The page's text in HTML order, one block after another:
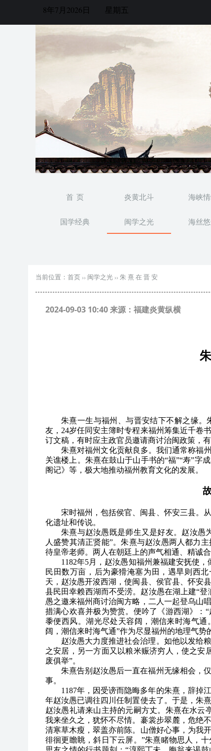
8年7月2026日 星期五
首 页 炎黄北斗 海峡
国学经典 闽学之光 海丝
当前位置： 首页 ›› 闽学之光 ›› 朱 熹 在 晋 安
2024-09-03 10:40 来源：福建炎黄纵横
朱熹一生与福州、与晋安结下不解之缘
友，24岁任同安主簿时专程来福州筹集近千卷
订文稿，有时应主政官员邀请商讨治闽政策，
朱熹对福州文化贡献良多。我们通常称福
关谯楼上。朱熹在鼓山于山手书的“福”“寿”字
阁记》等，极大地推动福州教育文化的发展。
宋时福州，包括侯官、闽县、怀安三县。
化遗址和传说。
朱熹与赵汝愚既是师生又是好友。赵汝愚
人盛赞其清正贤能”。朱熹与赵汝愚两人都力
待皇帝老师。两人在朝廷上的声气相通、精诚
1182年5月，赵汝愚知福州兼福建安抚使
民田数万亩，后为豪猾淹塞为田，遇旱则西
天，赵汝愚开浚西湖，使闽县、侯官县、怀安
县民田幸赖西湖而不受涝。赵汝愚在湖上建“
愚之邀来福州商讨治闽方略，二人一起登乌山
措满心欢喜并极为赞赏。便吟了《游西湖》：
黍便西风。湖光尽处天容阔，潮信来时海气
阔，潮信来时海气通”作为尽显福州的地理气势
赵汝愚大力度推进社会治理。如他以发给
之安居，另一方面又以粮米赈济穷人，使之安
废俱举”。
朱熹告别赵汝愚后一直在福州无缘相会，
事。
1187年，因受谤而隐晦多年的朱熹，辞掉
年赵汝愚已调往四川任制置使去了。于是，朱
赵汝愚礼请来山主持的元嗣方丈。朱熹在水云
我来坐久之，犹怀不尽情。褰裳步翠麓，危绝
清寒草木瘦，翠盖亦前陈。山僧好心事，为我
徘徊更瞻眺，斜日下云屏。”朱熹睹物思人，